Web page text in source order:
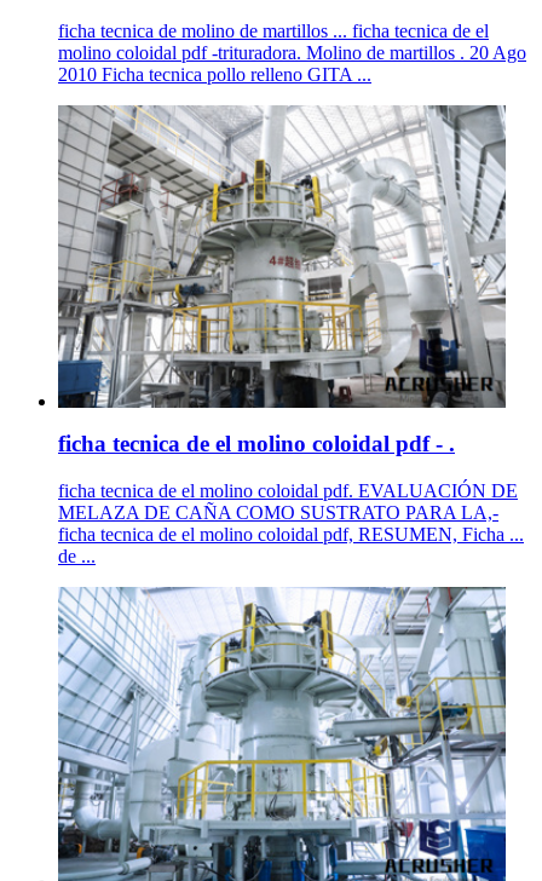
ficha tecnica de molino de martillos ... ficha tecnica de el
molino coloidal pdf -trituradora. Molino de martillos . 20 Ago
2010 Ficha tecnica pollo relleno GITA ...
ficha tecnica de el molino coloidal pdf - .
ficha tecnica de el molino coloidal pdf. EVALUACIÓN DE
MELAZA DE CAÑA COMO SUSTRATO PARA LA,-
ficha tecnica de el molino coloidal pdf, RESUMEN, Ficha ...
de ...